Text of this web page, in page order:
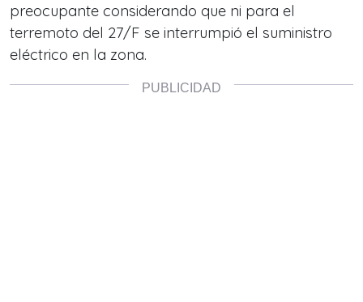
preocupante considerando que ni para el
terremoto del 27/F se interrumpió el suministro
eléctrico en la zona.